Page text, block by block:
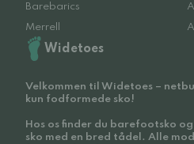
Barebarics
Merrell
Widetoes
Velkommen til Widetoes –
kun fodformede sko!
Hos os finder du barefootsko
sko med en bred tådel. Alle